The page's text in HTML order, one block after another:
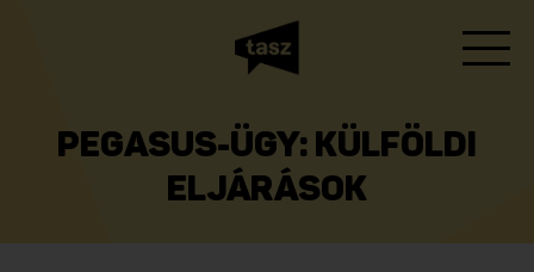
PEGASUS-ÜGY: KÜLFÖLDI
ELJÁRÁSOK